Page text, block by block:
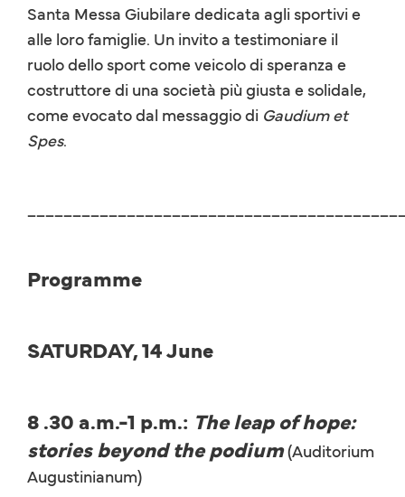
Santa Messa Giubilare dedicata agli sportivi e
alle loro famiglie. Un invito a testimoniare il
ruolo dello sport come veicolo di speranza e
costruttore di una società più giusta e solidale,
come evocato dal messaggio di Gaudium et
Spes.
Programme
SATURDAY, 14 June
8 .30 a.m.-1 p.m.: The leap of hope:
stories beyond the podium(Auditorium
Augustinianum)